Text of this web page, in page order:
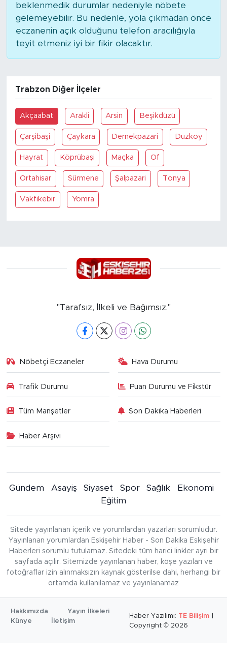
beklenmedik durumlar nedeniyle nöbete
gelemeyebilir. Bu nedenle, yola çıkmadan önce
eczanenin açık olduğunu telefon aracılığıyla
teyit etmeniz iyi bir fikir olacaktır.
Trabzon Diğer İlçeler
Akçaabat Arakli Arsin Beşikdüzü
Çarşibaşi Çaykara Dernekpazari Düzköy
Hayrat Köprübaşi Maçka Of
Ortahisar Sürmene Şalpazari Tonya
Vakfikebir Yomra
"Tarafsız, İlkeli ve Bağımsız."
Nöbetçi Eczaneler Hava Durumu
Trafik Durumu Puan Durumu ve Fikstür
Tüm Manşetler Son Dakika Haberleri
Haber Arşivi
Gündem Asayiş Siyaset Spor Sağlık
Ekonomi
Eğitim
Sitede yayınlanan içerik ve yorumlardan yazarları sorumludur.
Yayınlanan yorumlardan Eskişehir Haber - Son Dakika Eskişehir
Haberleri sorumlu tutulamaz. Sitedeki tüm harici linkler ayrı bir
sayfada açılır. Sitemizde yayınlanan haber, köşe yazıları ve
fotoğraflar izin alınmaksızın kaynak gösterilse dahi, herhangi bir
ortamda kullanılamaz ve yayınlanamaz
Hakkımızda
Yayın İlkeleri
Künye
İletişim
Haber Yazılımı: TE Bilişim
Copyright © 2026